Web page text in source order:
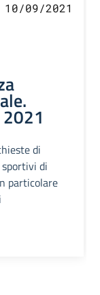
10/09/2021
di
di
particolare